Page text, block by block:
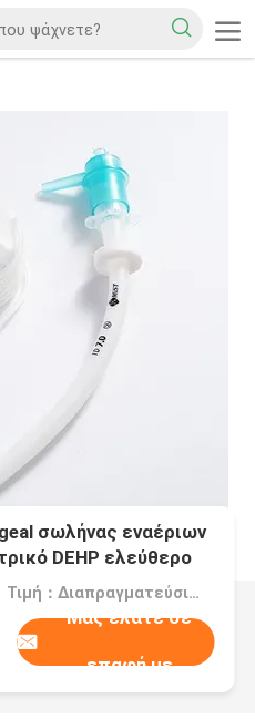
σωλήνας εναέριων
DEHP ελεύθερο
Τιμή：Διαπραγματεύσιμα
Μας ελάτε σε
επαφή με